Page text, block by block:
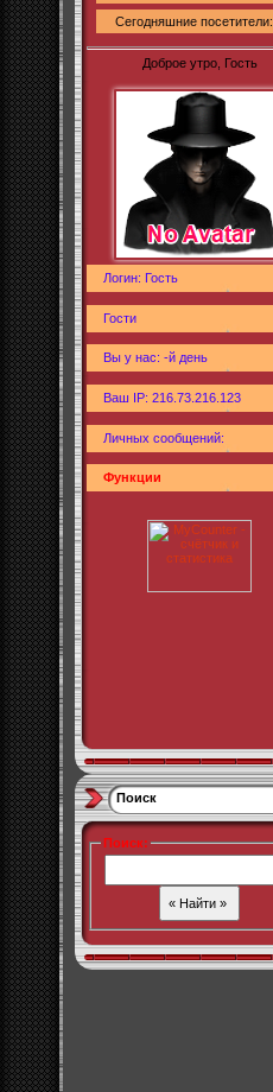
Сегодняшние посетители:
Доброе утро, Гость
Логин: Гость
Гости
Вы у нас: -й день
Ваш IP: 216.73.216.123
Личных сообщений:
Функции
Поиск
Поиск: